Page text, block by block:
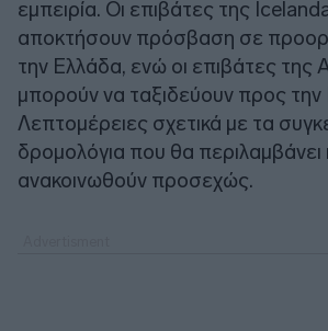
εμπειρία. Οι επιβάτες της
αποκτήσουν πρόσβαση σε
την Ελλάδα, ενώ οι επιβάτες της
μπορούν να ταξιδεύουν προς την
Λεπτομέρειες σχετικά με τα
δρομολόγια που θα
ανακοινωθούν προσεχώς.